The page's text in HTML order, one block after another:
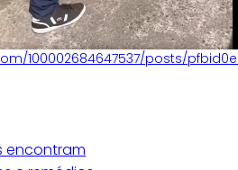
100002684647537/posts/
encontram